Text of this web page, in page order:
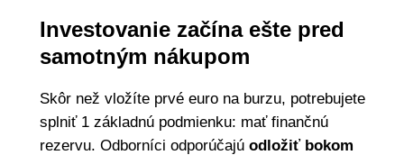
Investovanie začína ešte pred
samotným nákupom
Skôr než vložíte prvé euro na burzu, potrebujete
splniť 1 základnú podmienku: mať finančnú
rezervu. Odborníci odporúčajú odložiť bokom